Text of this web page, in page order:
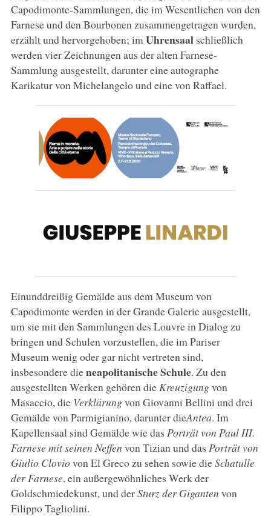
Capodimonte-Sammlungen, die im Wesentlichen von den
Farnese und den Bourbonen zusammengetragen wurden,
erzählt und hervorgehoben; imUhrensaal schließlich
werden vier Zeichnungen aus der alten Farnese-
Sammlung ausgestellt, darunter eine autographe
Karikatur von Michelangelo und eine von Raffael.
Einunddreißig Gemälde aus dem Museum von
Capodimonte werden in der Grande Galerie ausgestellt,
um sie mit den Sammlungen des Louvre in Dialog zu
bringen und Schulen vorzustellen, die im Pariser
Museum wenig oder gar nicht vertreten sind,
insbesondere dieneapolitanische Schule. Zu den
ausgestellten Werken gehören die Kreuzigungvon
Masaccio, dieVerklärungvon Giovanni Bellini und drei
Gemälde von Parmigianino, darunter dieAntea. Im
Kapellensaal sind Gemälde wie das Porträt von Paul III.
Farnese mit seinen Neffen von Tizian und das Porträt von
Giulio Cloviovon El Greco zu sehen sowie dieSchatulle
der Farnese, ein außergewöhnliches Werk der
Goldschmiedekunst, und derSturz der Giganten von
Filippo Tagliolini.